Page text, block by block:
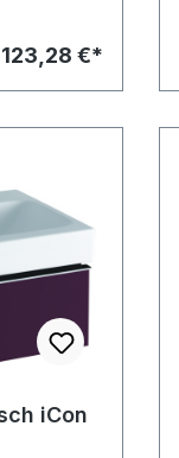
123,28 €*
iCon